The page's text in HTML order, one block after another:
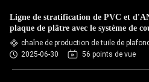
Ligne de stratification de PVC et
plaque de plâtre avec le système de
chaîne de production de tuile de
2025-06-30
56 points de vue